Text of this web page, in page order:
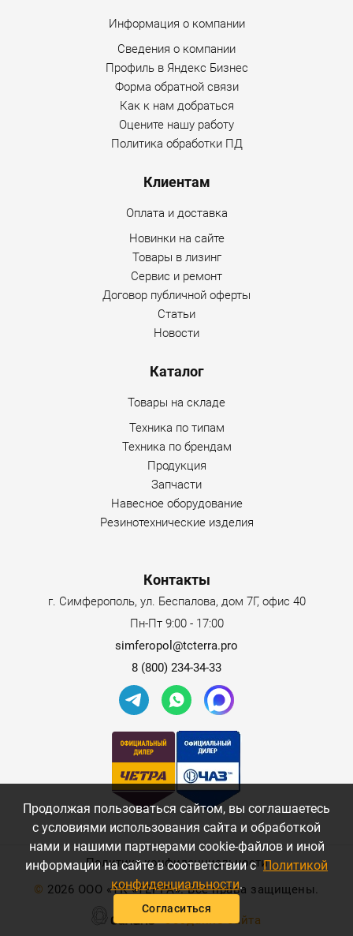
Информация о компании
Сведения о компании
Профиль в Яндекс Бизнес
Форма обратной связи
Как к нам добраться
Оцените нашу работу
Политика обработки ПД
Клиентам
Оплата и доставка
Новинки на сайте
Товары в лизинг
Сервис и ремонт
Договор публичной оферты
Статьи
Новости
Каталог
Товары на складе
Техника по типам
Техника по брендам
Продукция
Запчасти
Навесное оборудование
Резинотехнические изделия
Контакты
г. Симферополь, ул. Беспалова, дом 7Г, офис 40
Пн-Пт 9:00 - 17:00
simferopol@tcterra.pro
8 (800) 234-34-33
© 2026 ООО «ТК «ТЕРРА». Все права защищены.
Политика конфиденциальности
Создание сайта
Продолжая пользоваться сайтом, вы соглашаетесь
с условиями использования сайта и обработкой
нами и нашими партнерами cookie-файлов и иной
информации на сайте в соответствии с Политикой
конфиденциальности.
Согласиться